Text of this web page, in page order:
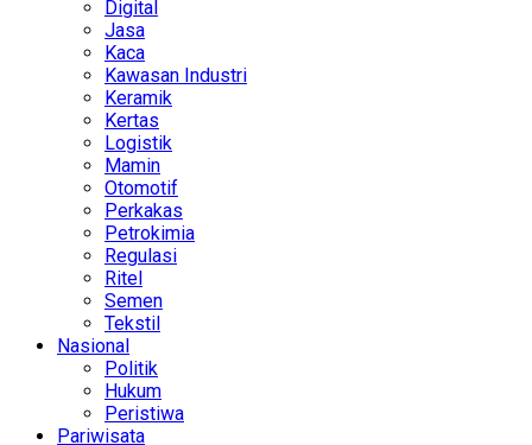
Digital
Jasa
Kaca
Kawasan Industri
Keramik
Kertas
Logistik
Mamin
Otomotif
Perkakas
Petrokimia
Regulasi
Ritel
Semen
Tekstil
Nasional
Politik
Hukum
Peristiwa
Pariwisata